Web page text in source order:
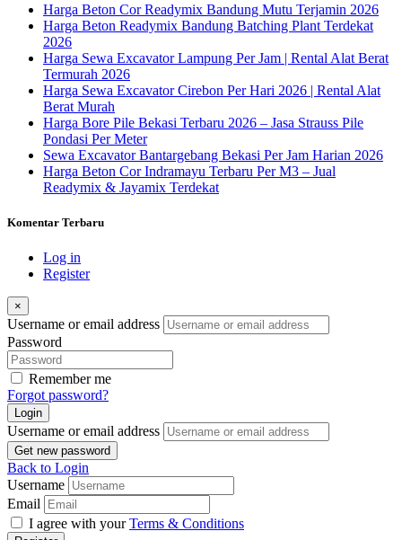
Harga Beton Cor Readymix Bandung Mutu Terjamin 2026
Harga Beton Readymix Bandung Batching Plant Terdekat
2026
Harga Sewa Excavator Lampung Per Jam | Rental Alat Berat
Termurah 2026
Harga Sewa Excavator Cirebon Per Hari 2026 | Rental Alat
Berat Murah
Harga Bore Pile Bekasi Terbaru 2026 – Jasa Strauss Pile
Pondasi Per Meter
Sewa Excavator Bantargebang Bekasi Per Jam Harian 2026
Harga Beton Cor Indramayu Terbaru Per M3 – Jual
Readymix & Jayamix Terdekat
Komentar Terbaru
Log in
Register
×
Username or email address
Password
Remember me
Forgot password?
Login
Username or email address
Get new password
Back to Login
Username
Email
I agree with yourTerms & Conditions